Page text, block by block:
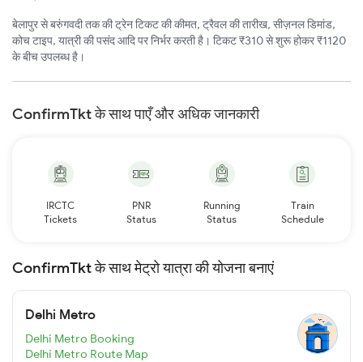
बेलापुर से बरुंगवदी तक की ट्रेन टिकट की कीमत, ट्रैवल की तारीख, सीज़नल डिमांड,
कोच टाइप, यात्री की पसंद आदि पर निर्भर करती है। टिकट ₹310 से शुरू होकर ₹1120
के बीच उपलब्ध है।
ConfirmTkt के साथ पाएँ और अधिक जानकारी
IRCTC
Tickets
PNR
Status
Running
Status
Train
Schedule
ConfirmTkt के साथ मेट्रो यात्रा की योजना बनाएं
Delhi Metro
Delhi Metro Booking
Delhi Metro Route Map